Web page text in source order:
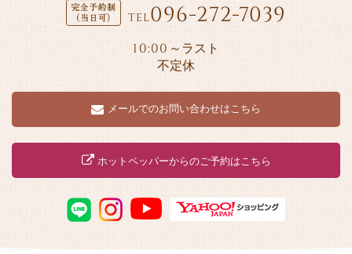
TEL096-272-7039
10:00 ～ラスト
不定休
メールでのお問い合わせはこちら
ホットペッパーからのご予約はこちら